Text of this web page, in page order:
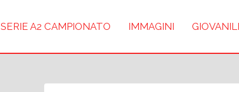
SERIE A2 CAMPIONATO IMMAGINI